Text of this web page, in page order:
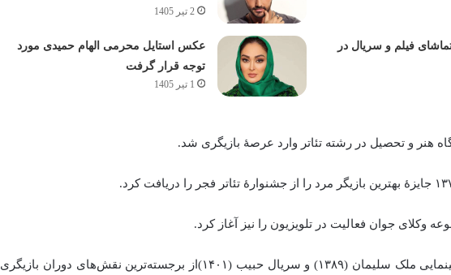
2 تیر 1405
فیلم و سریال در
عکس استایل محرمی الهام حمیدی مورد
توجه قرار گرفت
1 تیر 1405
وکلای جوان فعالیت در تلویزیون را نیز آغاز کرد.
بازی در نقش سلیمان نبی در فیلم سینمایی ملک سلیمان (۱۳۸۹) و سریال حبیب (۱۴۰۱)از برجسته‌ترین نقش‌های دوران بازیگری